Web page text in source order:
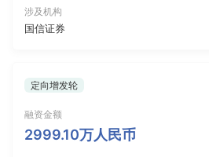
涉及机构
国信证券
定向增发轮
融资金额
2999.10万人民币